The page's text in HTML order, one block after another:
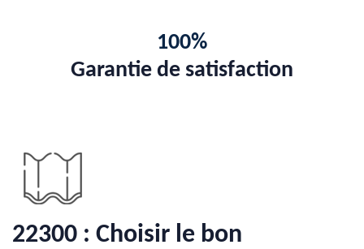
100%
Garantie de satisfaction
22300 : Choisir le bon